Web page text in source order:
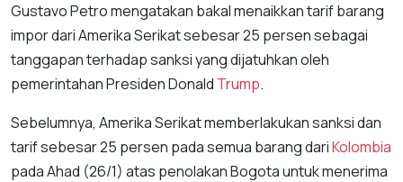
Gustavo Petro mengatakan bakal menaikkan tarif barang
impor dari Amerika Serikat sebesar 25 persen sebagai
tanggapan terhadap sanksi yang dijatuhkan oleh
pemerintahan Presiden Donald Trump.
Sebelumnya, Amerika Serikat memberlakukan sanksi dan
tarif sebesar 25 persen pada semua barang dariKolombia
pada Ahad (26/1) atas penolakan Bogota untuk menerima